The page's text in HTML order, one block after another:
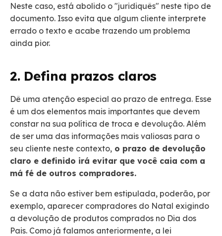
Neste caso, está abolido o "juridiquês" neste tipo de
documento. Isso evita que algum cliente interprete
errado o texto e acabe trazendo um problema
ainda pior.
2. Defina prazos claros
Dê uma atenção especial ao prazo de entrega. Esse
é um dos elementos mais importantes que devem
constar na sua política de troca e devolução. Além
de ser uma das informações mais valiosas para o
seu cliente neste contexto, o prazo de devolução
claro e definido irá evitar que você caia com a
má fé de outros compradores.
Se a data não estiver bem estipulada, poderão, por
exemplo, aparecer compradores do Natal exigindo
a devolução de produtos comprados no Dia dos
Pais. Como já falamos anteriormente, a lei